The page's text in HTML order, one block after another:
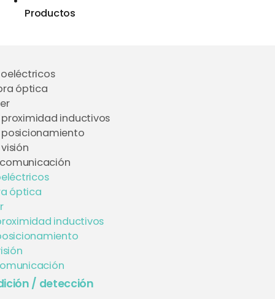
Productos
óptica
proximidad inductivos
posicionamiento
óptica
inductivos
/ detección